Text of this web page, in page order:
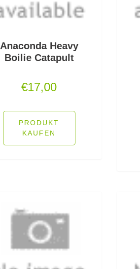
Anaconda Heavy
Boilie Catapult
€17,00
PRODUKT
KAUFEN